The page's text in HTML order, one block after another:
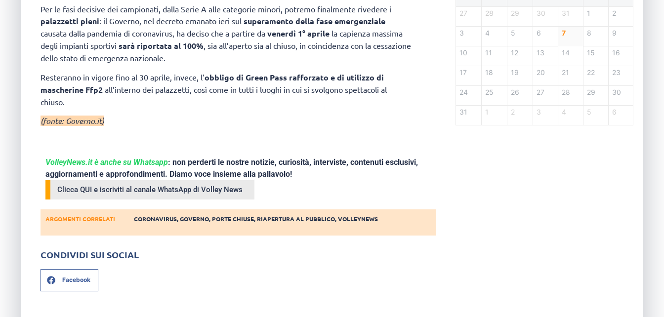
Per le fasi decisive dei campionati, dalla Serie A alle categorie minori, potremo finalmente rivedere i
palazzetti pieni: il Governo, nel decreto emanato ieri sul superamento della fase emergenziale
causata dalla pandemia di coronavirus, ha deciso che a partire da venerdì 1° aprile la capienza massima
degli impianti sportivi sarà riportata al 100%, sia all’aperto sia al chiuso, in coincidenza con la cessazione
dello stato di emergenza nazionale.
Resteranno in vigore fino al 30 aprile, invece, l’obbligo di Green Pass rafforzato e di utilizzo di
mascherine Ffp2 all’interno dei palazzetti, così come in tutti i luoghi in cui si svolgono spettacoli al
chiuso.
(fonte: Governo.it)
VolleyNews.it è anche su Whatsapp: non perderti le nostre notizie, curiosità, interviste, contenuti esclusivi,
aggiornamenti e approfondimenti. Diamo voce insieme alla pallavolo!
Clicca QUI e iscriviti al canale WhatsApp di Volley News
ARGOMENTI CORRELATI CORONAVIRUS,GOVERNO, PORTE CHIUSE, RIAPERTURA AL PUBBLICO,VOLLEYNEWS
CONDIVIDI SUI SOCIAL
Facebook
27 28 29 30 31 1 2
3 4 5 6 7 8 9
10 11 12 13 14 15 16
17 18 19 20 21 22 23
24 25 26 27 28 29 30
31 1 2 3 4 5 6